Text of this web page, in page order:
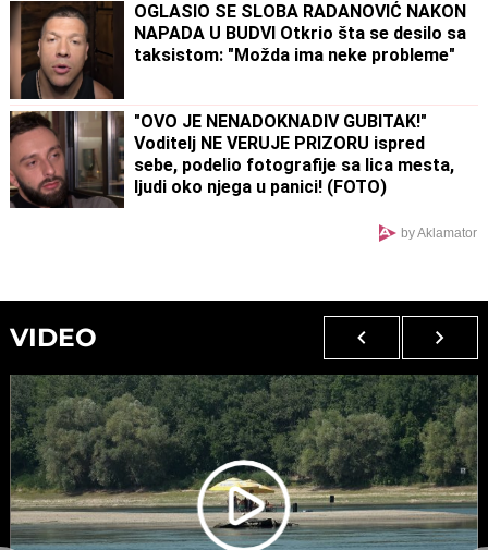
OGLASIO SE SLOBA RADANOVIĆ NAKON
NAPADA U BUDVI Otkrio šta se desilo sa
taksistom: "Možda ima neke probleme"
"OVO JE NENADOKNADIV GUBITAK!"
Voditelj NE VERUJE PRIZORU ispred
sebe, podelio fotografije sa lica mesta,
ljudi oko njega u panici! (FOTO)
by Aklamator
VIDEO